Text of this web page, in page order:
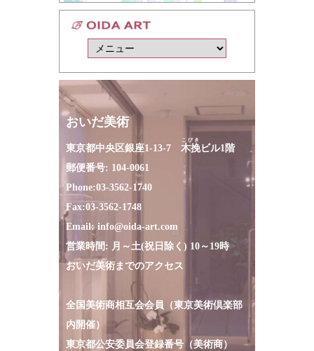
おいだ美術
東京都中央区銀座1-13-7 木挽
こびき
ビル1階
郵便番号: 104-0061
Phone:03-3562-1740
Fax:03-3562-1748
Email: info@oida-art.com
営業時間: 月～土(祝日除く) 10～19時
おいだ美術までのアクセス
全国美術商相互会会員（東京美術倶楽部
内開催）
東京都公安委員会登録番号（美術商）